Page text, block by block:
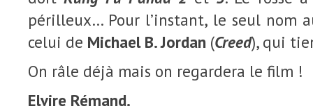
périlleux… Pour l’instant, le seul nom
celui de Michael B. Jordan (Creed), qui
On râle déjà mais on regardera le film !
Elvire Rémand.